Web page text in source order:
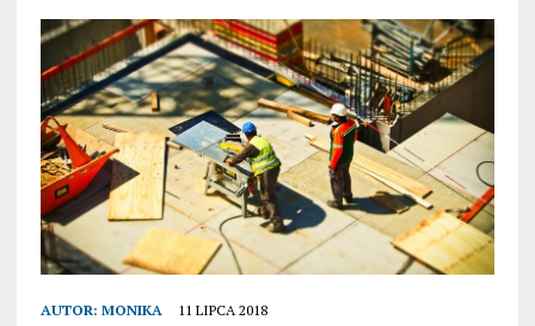
AUTOR: MONIKA 11 LIPCA 2018